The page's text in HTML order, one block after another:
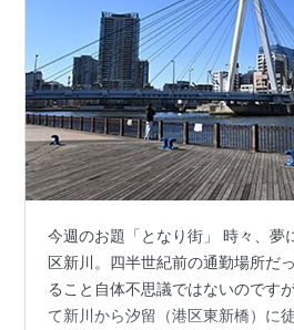
今週のお題「となり街」 時々、夢
区新川。四半世紀前の通勤場所だ
ること自体不思議ではないのです
て新川から汐留（港区東新橋）に